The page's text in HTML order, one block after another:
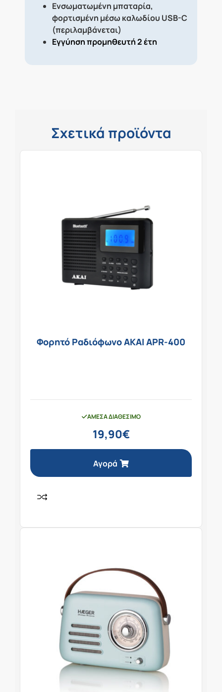
Ενσωματωμένη μπαταρία,
φορτισμένη μέσω καλωδίου USB-C
(περιλαμβάνεται)
Εγγύηση προμηθευτή 2 έτη
Σχετικά προϊόντα
Φορητό Ραδιόφωνο AKAI APR-400
ΆΜΕΣΑ ΔΙΑΘΈΣΙΜΟ
19,90€
Αγορά